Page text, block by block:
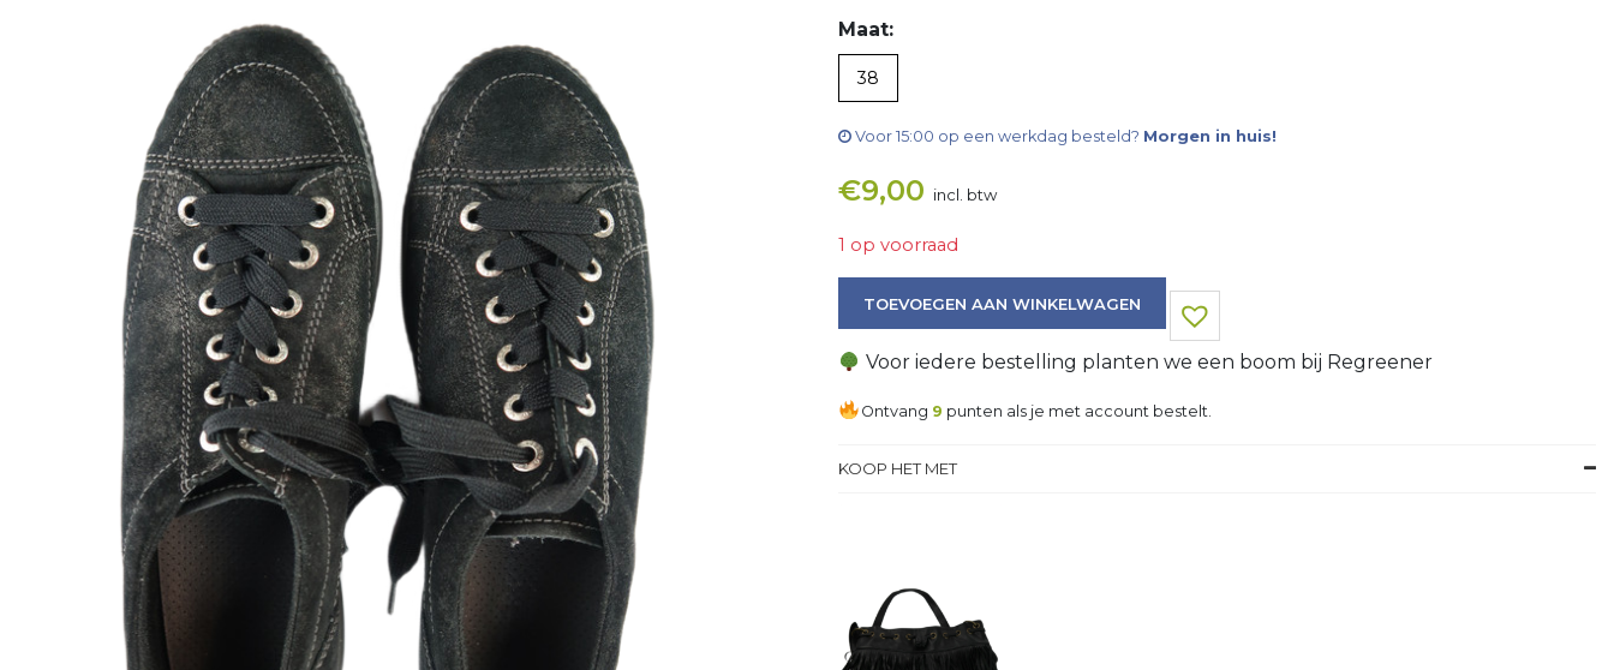
Maat:
38
Voor 15:00 op een werkdag besteld? Morgen in huis!
€9,00 incl. btw
1 op voorraad
TOEVOEGEN AAN WINKELWAGEN
Voor iedere bestelling planten we een boom bij Regreener
Ontvang 9 punten als je met account bestelt.
KOOP HET MET